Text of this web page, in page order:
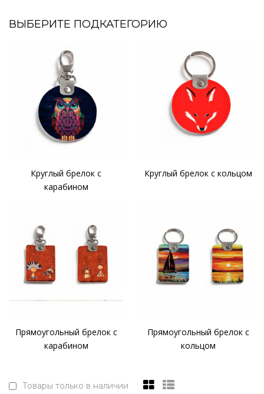
ВЫБЕРИТЕ ПОДКАТЕГОРИЮ
Круглый брелок с
карабином
Круглый брелок с кольцом
Прямоугольный брелок с
карабином
Прямоугольный брелок с
кольцом
Товары только в наличии